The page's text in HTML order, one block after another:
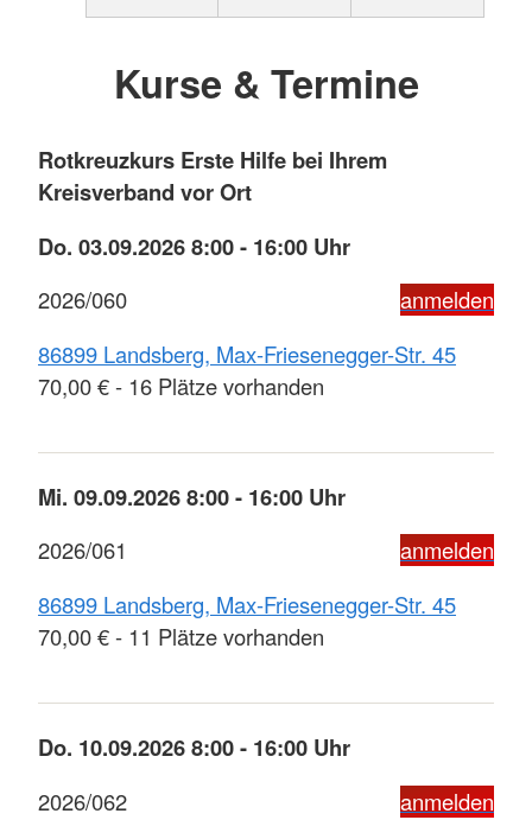
Kurse & Termine
Rotkreuzkurs Erste Hilfe bei Ihrem
Kreisverband vor Ort
Do. 03.09.2026 8:00 - 16:00 Uhr
2026/060
anmelden
86899 Landsberg, Max-Friesenegger-Str. 45
70,00 € - 16 Plätze vorhanden
Mi. 09.09.2026 8:00 - 16:00 Uhr
2026/061
anmelden
86899 Landsberg, Max-Friesenegger-Str. 45
70,00 € - 11 Plätze vorhanden
Do. 10.09.2026 8:00 - 16:00 Uhr
2026/062
anmelden